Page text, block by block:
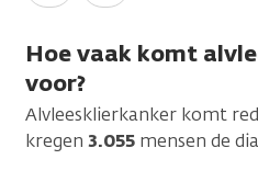
Hoe vaak komt
voor?
Alvleesklierkanker komt
kregen 3.055 mensen de